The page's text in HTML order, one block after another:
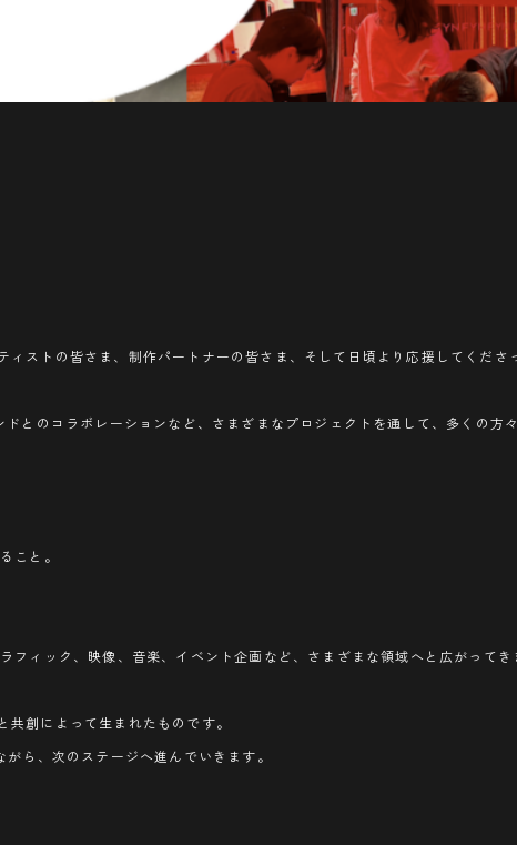
ストの皆さま、制作パートナーの皆さま、そして日頃より応援してくださ
とのコラボレーションなど、さまざまなプロジェクトを通して、多くの方
こと。
ィック、映像、音楽、イベント企画など、さまざまな領域へと広がってき
創によって生まれたものです。
ら、次のステージへ進んでいきます。